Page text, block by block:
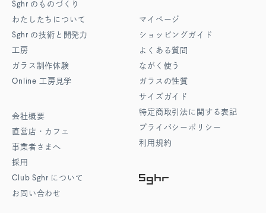
Sghr のものづくり
わたしたちについて
Sghr の技術と開発力
工房
ガラス制作体験
Online 工房見学
会社概要
直営店・カフェ
事業者さまへ
採用
Club Sghr について
お問い合わせ
マイページ
ショッピングガイド
よくある質問
ながく使う
ガラスの性質
サイズガイド
特定商取引法に関する表記
プライバシーポリシー
利用規約